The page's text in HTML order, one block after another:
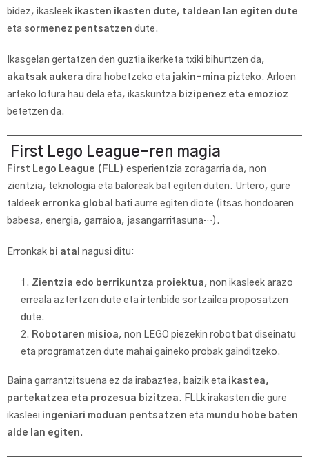
bidez, ikasleek ikasten ikasten dute, taldean lan egiten dute
eta sormenez pentsatzen dute.
Ikasgelan gertatzen den guztia ikerketa txiki bihurtzen da,
akatsak aukera dira hobetzeko eta jakin-mina pizteko. Arloen
arteko lotura hau dela eta, ikaskuntza bizipenez eta emozioz
betetzen da.
First Lego League-ren magia
First Lego League (FLL) esperientzia zoragarria da, non
zientzia, teknologia eta baloreak bat egiten duten. Urtero, gure
taldeek erronka global
bati aurre egiten diote (itsas hondoaren
babesa, energia, garraioa, jasangarritasuna…).
Erronkak bi atal nagusi ditu:
Zientzia edo berrikuntza proiektua, non ikasleek arazo
erreala aztertzen dute eta irtenbide sortzailea proposatzen
dute.
Robotaren misioa, non LEGO piezekin robot bat diseinatu
eta programatzen dute mahai gaineko probak gainditzeko.
Baina garrantzitsuena ez da irabaztea, baizik eta ikastea,
partekatzea eta prozesua bizitzea. FLLk irakasten die gure
ikasleei ingeniari moduan pentsatzen eta mundu hobe baten
alde lan egiten.